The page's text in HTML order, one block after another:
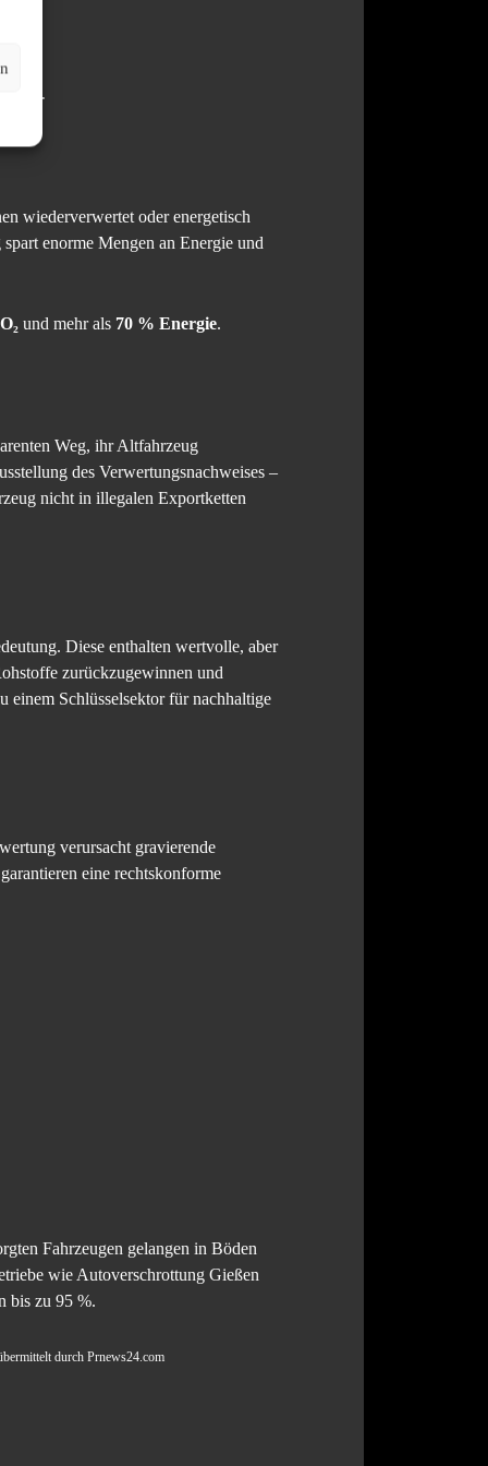
ist.
wiederverwertet oder energetisch
enorme Mengen an Energie und
und mehr als 70 % Energie.
Weg, ihr Altfahrzeug
des Verwertungsnachweises –
nicht in illegalen Exportketten
Diese enthalten wertvolle, aber
zurückzugewinnen und
Schlüsselsektor für nachhaltige
verursacht gravierende
eine rechtskonforme
Fahrzeugen gelangen in Böden
wie Autoverschrottung Gießen
bis zu 95 %.
durch Prnews24.com